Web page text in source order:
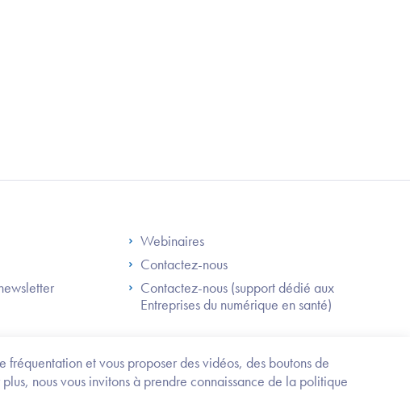
et vous proposer des vidéos, des boutons de
nous vous invitons à prendre connaissance de la politiqueTrouvez
Footer Right ANS
Webinaires
Contactez-nous
Contactez-nous (support dédié aux
Entreprises du numérique en santé)